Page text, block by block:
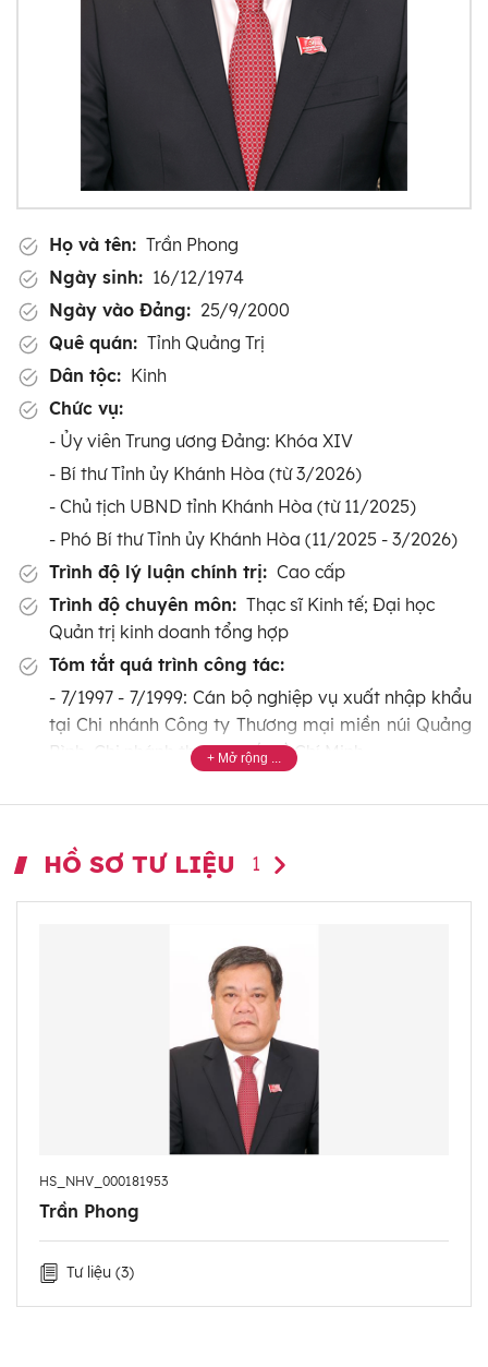
Họ và tên: Trần Phong
Ngày sinh: 16/12/1974
Ngày vào Đảng: 25/9/2000
Quê quán: Tỉnh Quảng Trị
Dân tộc: Kinh
Chức vụ:
- Ủy viên Trung ương Đảng: Khóa XIV
- Bí thư Tỉnh ủy Khánh Hòa (từ 3/2026)
- Chủ tịch UBND tỉnh Khánh Hòa (từ 11/2025)
- Phó Bí thư Tỉnh ủy Khánh Hòa (11/2025 - 3/2026)
Trình độ lý luận chính trị: Cao cấp
Trình độ chuyên môn: Thạc sĩ Kinh tế; Đại học
Quản trị kinh doanh tổng hợp
Tóm tắt quá trình công tác:
- 7/1997 - 7/1999: Cán bộ nghiệp vụ xuất nhập khẩu
tại Chi nhánh Công ty Thương mại miền núi Quảng
Bình, Chi nhánh thành phố Hồ Chí Minh.
nhập khẩu Công ty Thương mại miền núi Quảng
- 9/2000 - 7/2002: Phó phòng kinh doanh xuất
nhập khẩu Công ty Thương mại miền núi Quảng
- 8/2002 - 12/2002: Trưởng phòng kinh doanh xuất
nhập khẩu Công ty Thương mại miền núi Quảng
- 1/2003 - 11/2003: Phó Giám đốc Công ty Thương
mại miền núi Quảng Bình.
- 12/2003 - 8/2007: Chuyên viên cơ quan Ủy ban
Kiểm tra Tỉnh ủy Quảng Bình.
ban Kiểm tra Tỉnh ủy Quảng Bình.
- 12/2009 - 9/2011: Ủy viên Ủy ban Kiểm tra Tỉnh
ủy.
- 10/2011 - 7/2014: Huyện ủy viên, Phó Chủ tịch
HỒ SƠ TƯ LIỆU 1
HS_NHV_000181953
Trần Phong
Tư liệu (3)